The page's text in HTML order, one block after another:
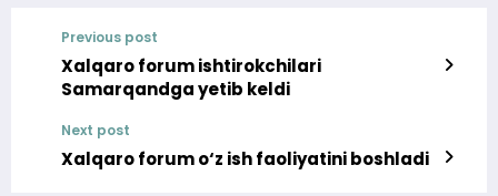
Previous post
Xalqaro forum ishtirokchilari
Samarqandga yetib keldi
Next post
Xalqaro forum o‘z ish faoliyatini boshladi